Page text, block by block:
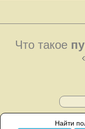
Что такое
Найти